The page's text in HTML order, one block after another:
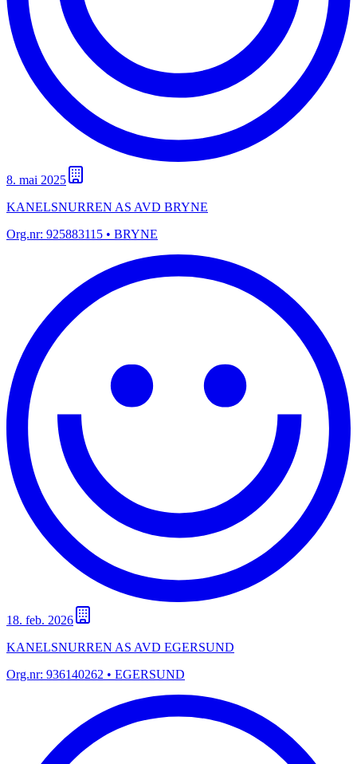
8. mai 2025
KANELSNURREN AS AVD BRYNE
Org.nr: 925883115 • BRYNE
18. feb. 2026
KANELSNURREN AS AVD EGERSUND
Org.nr: 936140262 • EGERSUND